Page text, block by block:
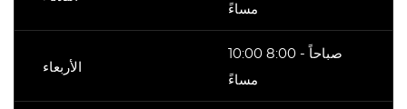
مساءً
الأربعاء
10:00 صباحاً - 8:00
مساءً